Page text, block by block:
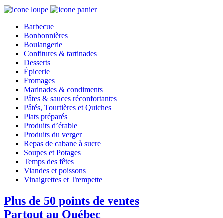
Barbecue
Bonbonnières
Boulangerie
Confitures & tartinades
Desserts
Épicerie
Fromages
Marinades & condiments
Pâtes & sauces réconfortantes
Pâtés, Tourtières et Quiches
Plats préparés
Produits d’érable
Produits du verger
Repas de cabane à sucre
Soupes et Potages
Temps des fêtes
Viandes et poissons
Vinaigrettes et Trempette
Plus de 50 points de ventes
Partout au Québec